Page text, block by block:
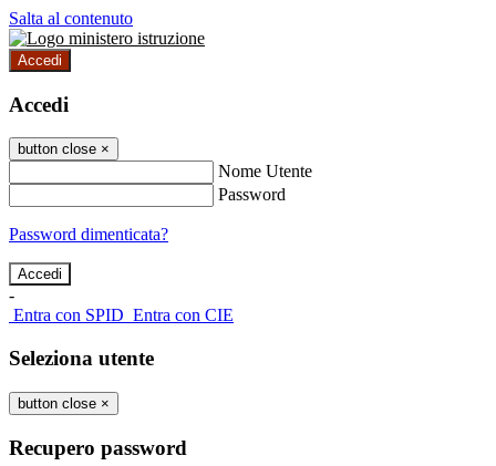
Salta al contenuto
Accedi
Accedi
button close ×
Nome Utente
Password
Password dimenticata?
-
Entra con SPID Entra con CIE
Seleziona utente
button close ×
Recupero password